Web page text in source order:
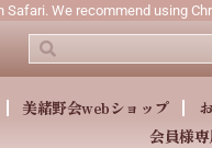
We recommend using
美緒野会webショップ
会員様